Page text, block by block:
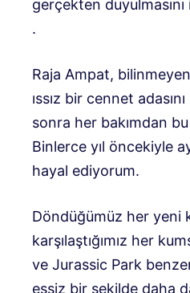
gerçekten
.
Raja Ampat,
ıssız bir cennet
sonra her bakımdan
Binlerce yıl öncekiyle
hayal ediyorum.
Döndüğümüz her yeni
karşılaştığımız her
ve Jurassic Park
eşsiz bir şekilde daha